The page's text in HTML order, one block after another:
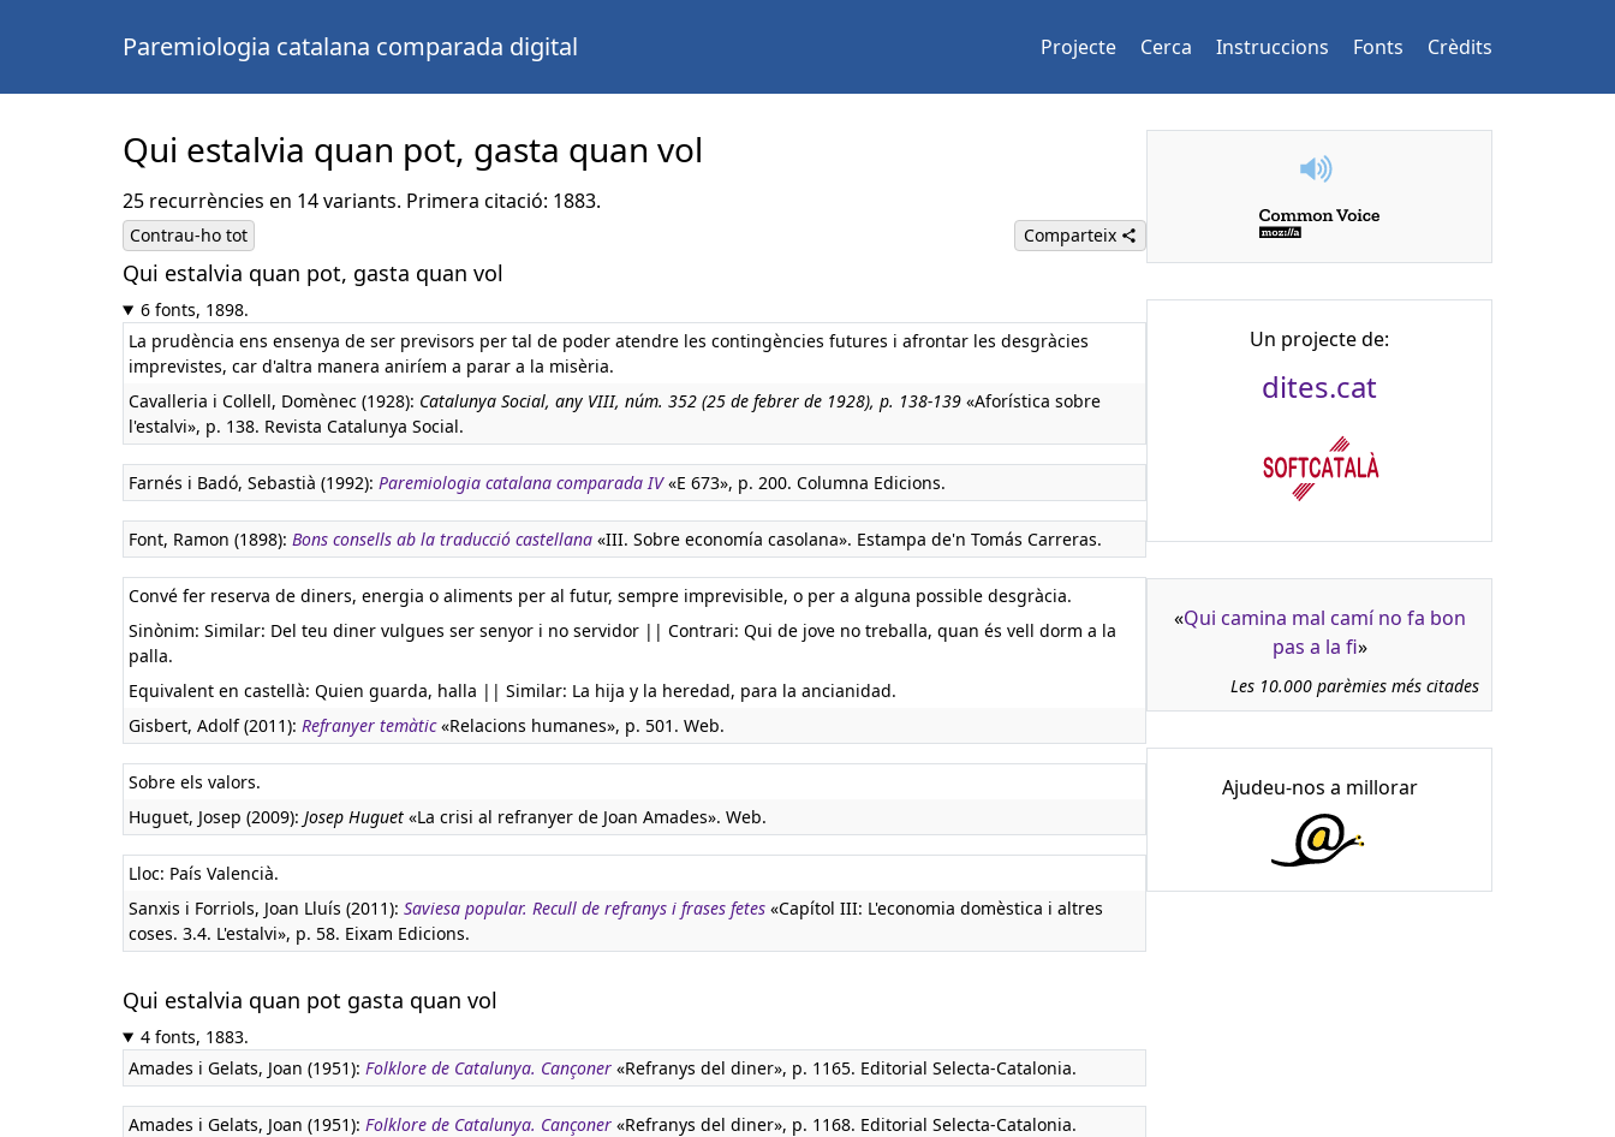
Paremiologia catalana comparada digital Projecte Cerca Instruccions Fonts Crèdits
Qui estalvia quan pot, gasta quan vol
25 recurrències en 14 variants. Primera citació: 1883.
Contrau-ho tot Comparteix
Qui estalvia quan pot, gasta quan vol
6 fonts, 1898.
La prudència ens ensenya de ser previsors per tal de poder atendre les contingències futures i afrontar les desgràcies
imprevistes, car d'altra manera aniríem a parar a la misèria.
Cavalleria i Collell, Domènec (1928): Catalunya Social, any VIII, núm. 352 (25 de febrer de 1928), p. 138-139 «Aforística sobre
l'estalvi», p. 138. Revista Catalunya Social.
Farnés i Badó, Sebastià (1992): Paremiologia catalana comparada IV«E 673», p. 200. Columna Edicions.
Font, Ramon (1898): Bons consells ab la traducció castellana «III. Sobre economía casolana». Estampa de'n Tomás Carreras.
Convé fer reserva de diners, energia o aliments per al futur, sempre imprevisible, o per a alguna possible desgràcia.
Sinònim: Similar: Del teu diner vulgues ser senyor i no servidor || Contrari: Qui de jove no treballa, quan és vell dorm a la
palla.
Equivalent en castellà: Quien guarda, halla || Similar: La hija y la heredad, para la ancianidad.
Gisbert, Adolf (2011): Refranyer temàtic«Relacions humanes», p. 501. Web.
Sobre els valors.
Huguet, Josep (2009): Josep Huguet «La crisi al refranyer de Joan Amades». Web.
Lloc: País Valencià.
Sanxis i Forriols, Joan Lluís (2011): Saviesa popular. Recull de refranys i frases fetes «Capítol III: L'economia domèstica i altres
coses. 3.4. L'estalvi», p. 58. Eixam Edicions.
Qui estalvia quan pot gasta quan vol
4 fonts, 1883.
Amades i Gelats, Joan (1951): Folklore de Catalunya. Cançoner «Refranys del diner», p. 1165. Editorial Selecta-Catalonia.
Amades i Gelats, Joan (1951): Folklore de Catalunya. Cançoner «Refranys del diner», p. 1168. Editorial Selecta-Catalonia.
Un projecte de:
dites.cat
«Qui camina mal camí no fa bon
pas a la fi»
Les 10.000 parèmies més citades
Ajudeu-nos a millorar